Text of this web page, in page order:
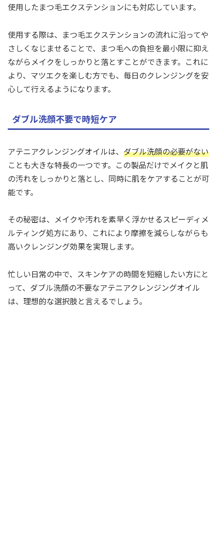
使用したまつ毛エクステンションにも対応しています。
使用する際は、まつ毛エクステンションの流れに沿ってや
さしくなじませることで、まつ毛への負担を最小限に抑え
ながらメイクをしっかりと落とすことができます。これに
より、マツエクを楽しむ方でも、毎日のクレンジングを安
心して行えるようになります。
ダブル洗顔不要で時短ケア
アテニアクレンジングオイルは、 ダブル洗顔の必要がない
ことも大きな特長の一つです。この製品だけでメイクと肌
の汚れをしっかりと落とし、同時に肌をケアすることが可
能です。
その秘密は、メイクや汚れを素早く浮かせるスピーディメ
ルティング処方にあり、これにより摩擦を減らしながらも
高いクレンジング効果を実現します。
忙しい日常の中で、スキンケアの時間を短縮したい方にと
って、ダブル洗顔の不要なアテニアクレンジングオイル
は、理想的な選択肢と言えるでしょう。